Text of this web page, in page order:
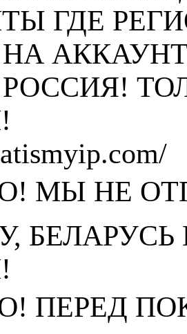
ГДЕ
МЫ НЕ
ПЕРЕД